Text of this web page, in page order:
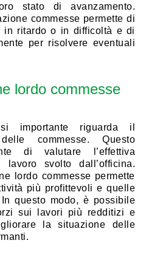
stato di avanzamento.
commesse permette di
in ritardo o in difficoltà e di
per risolvere eventuali
lordo commesse
importante riguarda il
commesse. Questo
di valutare l’effettiva
svolto dall’officina.
lordo commesse permette
più profittevoli e quelle
questo modo, è possibile
sui lavori più redditizi e
la situazione delle